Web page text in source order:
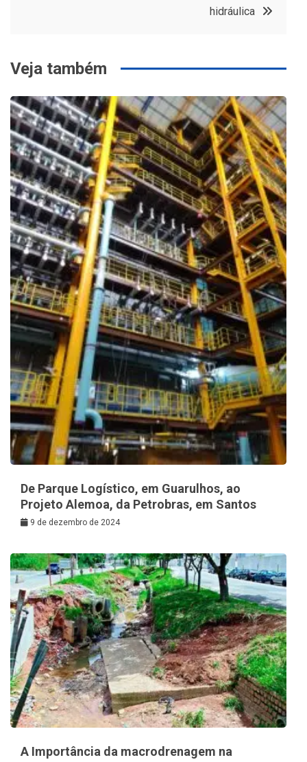
hidráulica
Veja também
De Parque Logístico, em Guarulhos, ao
Projeto Alemoa, da Petrobras, em Santos
9 de dezembro de 2024
A Importância da macrodrenagem na